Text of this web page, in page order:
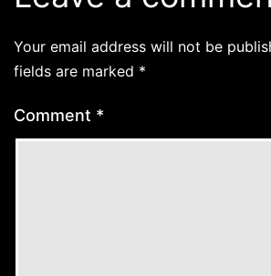
Your email address will not be
fields are marked *
Comment *